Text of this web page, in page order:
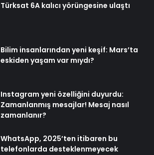
Türksat 6A kalıcı yörüngesine ulaştı
Bilim insanlarından yeni keşif: Mars’ta
eskiden yaşam var mıydı?
Instagram yeni özelliğini duyurdu:
Zamanlanmış mesajlar! Mesaj nasıl
zamanlanır?
WhatsApp, 2025’ten itibaren bu
telefonlarda desteklenmeyecek